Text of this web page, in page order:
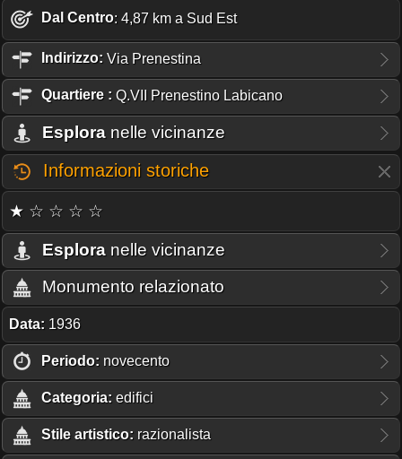
Dal Centro: 4,87 km a Sud Est
Indirizzo: Via Prenestina
Quartiere : Q.VII Prenestino Labicano
Esplora nelle vicinanze
Informazioni storiche
★ ☆ ☆ ☆ ☆
Esplora nelle vicinanze
Monumento relazionato
Data: 1936
Periodo: novecento
Categoria: edifici
Stile artistico: razionalista